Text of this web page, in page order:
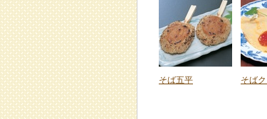
そば五平 そば